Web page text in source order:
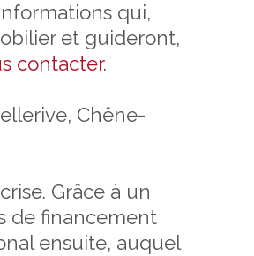
qui,
et guideront,
contacter.
Chêne-
Grâce à un
de financement
ensuite, auquel